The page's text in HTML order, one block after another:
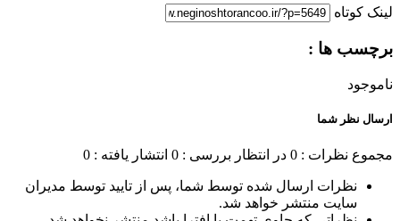
لینک کوتاه
برچسب ها :
ناموجود
ارسال نظر شما
مجموع نظرات : 0 در انتظار بررسی : 0 انتشار یافته : 0
نظرات ارسال شده توسط شما، پس از تایید توسط مدیران
سایت منتشر خواهد شد.